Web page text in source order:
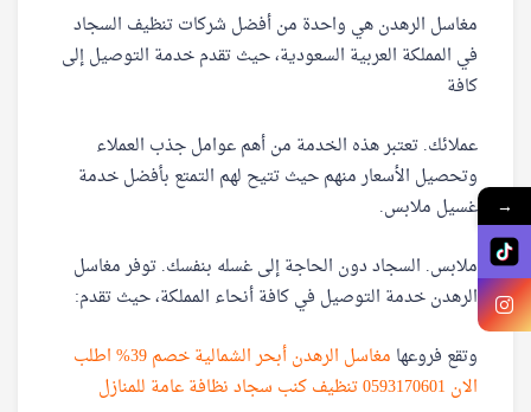
مغاسل الرهدن هي واحدة من أفضل شركات تنظيف السجاد
في المملكة العربية السعودية، حيث تقدم خدمة التوصيل إلى
كافة
عملائك. تعتبر هذه الخدمة من أهم عوامل جذب العملاء
وتحصيل الأسعار منهم حيث تتيح لهم التمتع بأفضل خدمة
غسيل ملابس.
ملابس. السجاد دون الحاجة إلى غسله بنفسك. توفر مغاسل
الرهدن خدمة التوصيل في كافة أنحاء المملكة، حيث تقدم:
وتقع فروعها
مغاسل الرهدن أبحر الشمالية خصم 39% اطلب
الان 0593170601 تنظيف كنب سجاد نظافة عامة للمنازل
→